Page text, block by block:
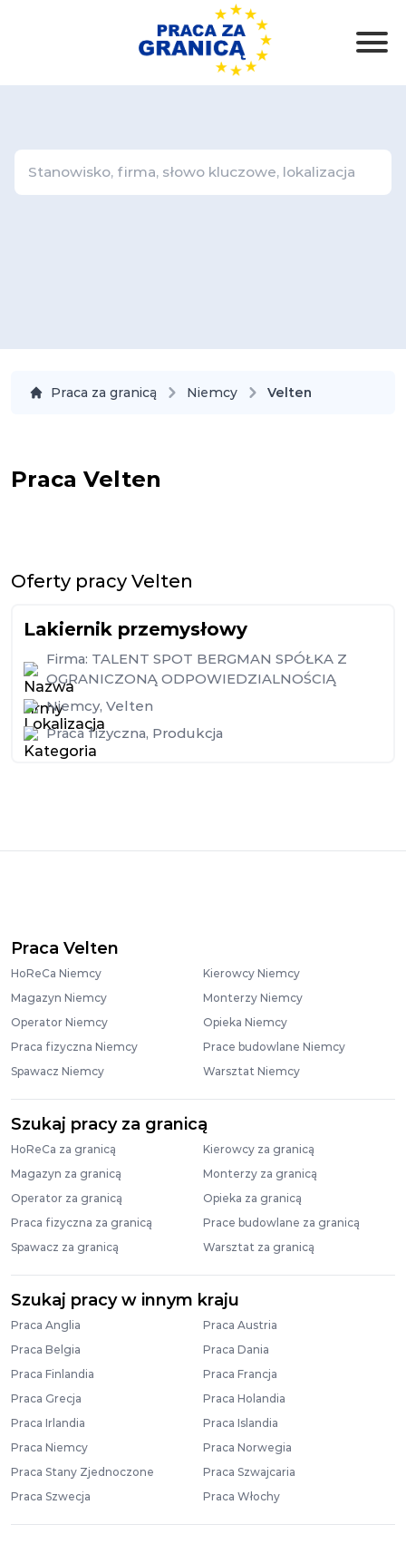
Praca za granicą Niemcy Velten
Praca Velten
Oferty pracy Velten
Lakiernik przemysłowy
Firma: TALENT SPOT BERGMAN SPÓŁKA Z
OGRANICZONĄ ODPOWIEDZIALNOŚCIĄ
Niemcy, Velten
Praca fizyczna, Produkcja
Praca Velten
HoReCa Niemcy
Kierowcy Niemcy
Magazyn Niemcy
Monterzy Niemcy
Operator Niemcy
Opieka Niemcy
Praca fizyczna Niemcy
Prace budowlane Niemcy
Spawacz Niemcy
Warsztat Niemcy
Szukaj pracy za granicą
HoReCa za granicą
Kierowcy za granicą
Magazyn za granicą
Monterzy za granicą
Operator za granicą
Opieka za granicą
Praca fizyczna za granicą
Prace budowlane za granicą
Spawacz za granicą
Warsztat za granicą
Szukaj pracy w innym kraju
Praca Anglia
Praca Austria
Praca Belgia
Praca Dania
Praca Finlandia
Praca Francja
Praca Grecja
Praca Holandia
Praca Irlandia
Praca Islandia
Praca Niemcy
Praca Norwegia
Praca Stany Zjednoczone
Praca Szwajcaria
Praca Szwecja
Praca Włochy